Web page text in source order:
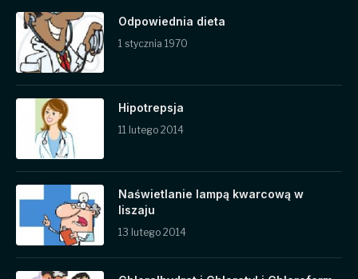
Odpowiednia dieta
1 stycznia 1970
Hipotrepsja
11 lutego 2014
Naświetlanie lampą kwarcową w
liszaju
13 lutego 2014